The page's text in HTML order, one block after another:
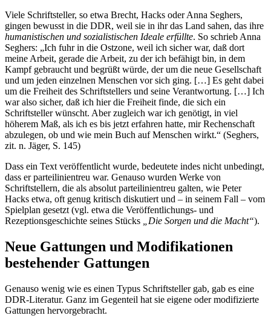
Viele Schriftsteller, so etwa Brecht, Hacks oder Anna Seghers,
gingen bewusst in die DDR, weil sie in ihr das Land sahen, das ihre
humanistischen und sozialistischen Ideale erfüllte. So schrieb Anna
Seghers: „Ich fuhr in die Ostzone, weil ich sicher war, daß dort
meine Arbeit, gerade die Arbeit, zu der ich befähigt bin, in dem
Kampf gebraucht und begrüßt würde, der um die neue Gesellschaft
und um jeden einzelnen Menschen vor sich ging. […] Es geht dabei
um die Freiheit des Schriftstellers und seine Verantwortung. […] Ich
war also sicher, daß ich hier die Freiheit finde, die sich ein
Schriftsteller wünscht. Aber zugleich war ich genötigt, in viel
höherem Maß, als ich es bis jetzt erfahren hatte, mir Rechenschaft
abzulegen, ob und wie mein Buch auf Menschen wirkt.“ (Seghers,
zit. n. Jäger, S. 145)
Dass ein Text veröffentlicht wurde, bedeutete indes nicht unbedingt,
dass er parteilinientreu war. Genauso wurden Werke von
Schriftstellern, die als absolut parteilinientreu galten, wie Peter
Hacks etwa, oft genug kritisch diskutiert und – in seinem Fall – vom
Spielplan gesetzt (vgl. etwa die Veröffentlichungs- und
Rezeptionsgeschichte seines Stücks
„Die Sorgen und die Macht“).
Neue Gattungen und Modifikationen
bestehender Gattungen
Genauso wenig wie es einen Typus Schriftsteller gab, gab es eine
DDR-Literatur. Ganz im Gegenteil hat sie eigene oder modifizierte
Gattungen hervorgebracht.